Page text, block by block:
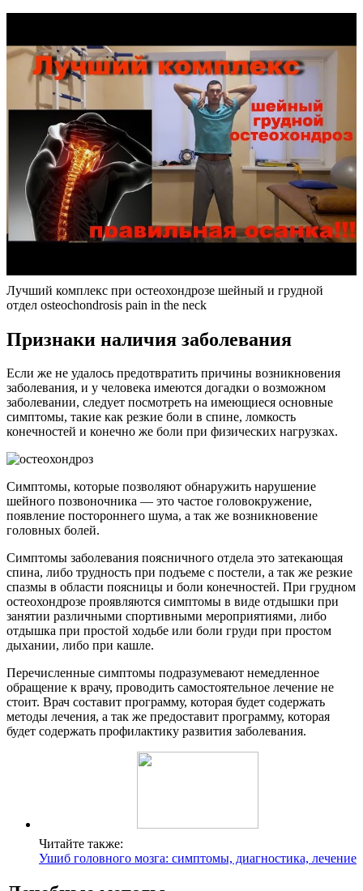
Лучший комплекс при остеохондрозе шейный и грудной
отдел osteochondrosis pain in the neck
Признаки наличия заболевания
Если же не удалось предотвратить причины возникновения
заболевания, и у человека имеются догадки о возможном
заболевании, следует посмотреть на имеющиеся основные
симптомы, такие как резкие боли в спине, ломкость
конечностей и конечно же боли при физических нагрузках.
Симптомы, которые позволяют обнаружить нарушение
шейного позвоночника — это частое головокружение,
появление постороннего шума, а так же возникновение
головных болей.
Симптомы заболевания поясничного отдела это затекающая
спина, либо трудность при подъеме с постели, а так же резкие
спазмы в области поясницы и боли конечностей. При грудном
остеохондрозе проявляются симптомы в виде отдышки при
занятии различными спортивными мероприятиями, либо
отдышка при простой ходьбе или боли груди при простом
дыхании, либо при кашле.
Перечисленные симптомы подразумевают немедленное
обращение к врачу, проводить самостоятельное лечение не
стоит. Врач составит программу, которая будет содержать
методы лечения, а так же предоставит программу, которая
будет содержать профилактику развития заболевания.
Читайте также:
Ушиб головного мозга: симптомы, диагностика, лечение